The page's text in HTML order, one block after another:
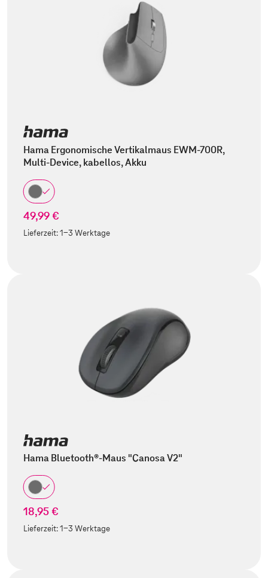
Hama Ergonomische Vertikalmaus EWM-700R,
Multi-Device, kabellos, Akku
49,99 €
Lieferzeit:1-3 Werktage
Hama Bluetooth®-Maus "Canosa V2"
18,95 €
Lieferzeit:1-3 Werktage